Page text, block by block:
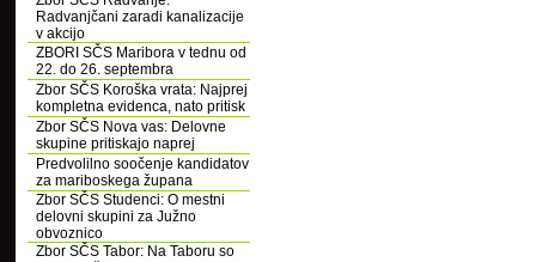
Radvanjčani zaradi kanalizacije
v akcijo
ZBORI SČS Maribora v tednu od
22. do 26. septembra
Zbor SČS Koroška vrata: Najprej
kompletna evidenca, nato pritisk
Zbor SČS Nova vas: Delovne
skupine pritiskajo naprej
Predvolilno soočenje kandidatov
za mariboskega župana
Zbor SČS Studenci: O mestni
delovni skupini za Južno
obvoznico
Zbor SČS Tabor: Na Taboru so